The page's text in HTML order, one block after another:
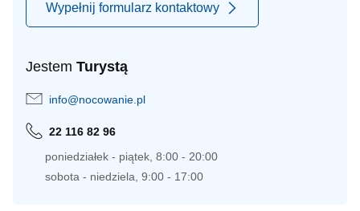
Wypełnij formularz kontaktowy
Jestem Turystą
info@nocowanie.pl
22 116 82 96
poniedziałek - piątek, 8:00 - 20:00
sobota - niedziela, 9:00 - 17:00